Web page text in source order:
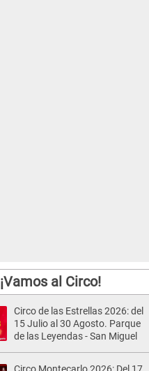
¡Vamos al Circo!
Circo de las Estrellas 2026: del
15 Julio al 30 Agosto. Parque
de las Leyendas - San Miguel